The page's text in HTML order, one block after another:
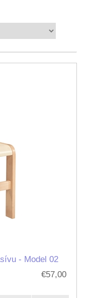
- Model 02
€57,00